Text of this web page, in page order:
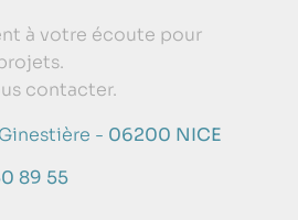
à votre écoute pour
contacter.
- 06200 NICE
89 55